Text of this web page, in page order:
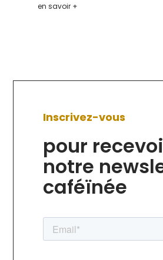
en savoir +
Inscrivez-vous
pour
notre
caféïnée